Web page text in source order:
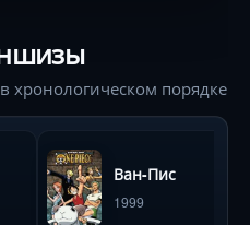
порядке
Ван-Пис
1999